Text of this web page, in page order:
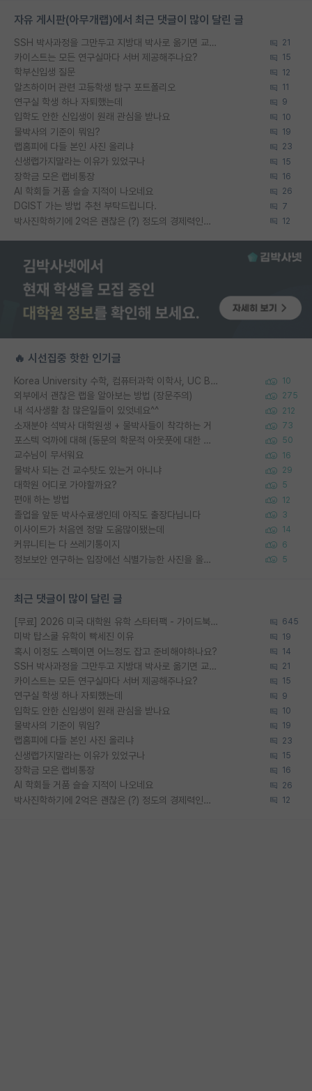
자유 게시판(아무개랩)에서 최근 댓글이 많이 달린 글
SSH 박사과정을 그만두고 지방대 박사로 옮기면 교수의 꿈은 끝일까요? 21
카이스트는 모든 연구실마다 서버 제공해주나요? 15
학부신입생 질문 12
알츠하이머 관련 고등학생 탐구 포트폴리오 11
연구실 학생 하나 자퇴했는데 9
입학도 안한 신입생이 원래 관심을 받나요 10
물박사의 기준이 뭐임? 19
랩홈피에 다들 본인 사진 올리냐 23
신생랩가지말라는 이유가 있었구나 15
장학금 모은 랩비통장 16
AI 학회들 거품 슬슬 지적이 나오네요 26
DGIST 가는 방법 추천 부탁드립니다. 7
박사진학하기에 2억은 괜찮은 (?) 정도의 경제력인가요 12
🔥 시선집중 핫한 인기글
Korea University 수학, 컴퓨터과학 이학사, UC Berkeley 산업공학 대학원 공학박사가 되는 것은 쉽지 않겠죠? 10
외부에서 괜찮은 랩을 알아보는 방법 (장문주의) 275
내 석사생활 참 많은일들이 있엇네요^^ 212
소재분야 석박사 대학원생 + 물박사들이 착각하는 거 73
포스텍 억까에 대해 (동문의 학문적 아웃풋에 대한 반박) 50
교수님이 무서워요 16
물박사 되는 건 교수탓도 있는거 아니냐 29
대학원 어디로 가야할까요? 5
편애 하는 방법 12
졸업을 앞둔 박사수료생인데 아직도 출장다닙니다 3
이사이트가 처음엔 정말 도움많이됐는데 14
커뮤니티는 다 쓰레기통이지 6
정보보안 연구하는 입장에선 식별가능한 사진을 올리는건 비추이긴함 5
최근 댓글이 많이 달린 글
[무료] 2026 미국 대학원 유학 스타터팩 - 가이드북 & 합격자 컨택메일 템플릿 645
미박 탑스쿨 유학이 빡세진 이유 19
혹시 이정도 스펙이면 어느정도 잡고 준비해야하나요? 14
SSH 박사과정을 그만두고 지방대 박사로 옮기면 교수의 꿈은 끝일까요? 21
카이스트는 모든 연구실마다 서버 제공해주나요? 15
연구실 학생 하나 자퇴했는데 9
입학도 안한 신입생이 원래 관심을 받나요 10
물박사의 기준이 뭐임? 19
랩홈피에 다들 본인 사진 올리냐 23
신생랩가지말라는 이유가 있었구나 15
장학금 모은 랩비통장 16
AI 학회들 거품 슬슬 지적이 나오네요 26
박사진학하기에 2억은 괜찮은 (?) 정도의 경제력인가요 12